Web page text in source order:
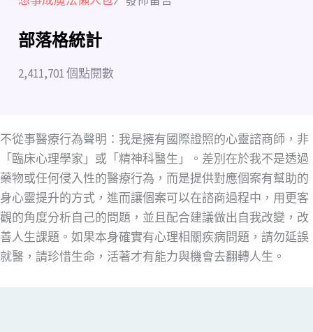
部落格統計
2,411,701 個點閱數
不從事醫療行為聲明：我是擁有國際證照的心靈諮商師，非
「臨床心理學家」或「精神科醫生」。差別在於我不是透過
藥物或任何侵入性的醫療行為，而是提供對應個案有幫助的
身心靈提升的方式，進而讓個案可以在諮商過程中，用更客
觀的角度分析自己的問題，並且配合建議做出自我改變，改
善人生課題。如果本身確實有心理相關疾病問題，請勿延誤
就醫，請珍惜生命，活著才有能力與機會去翻轉人生。